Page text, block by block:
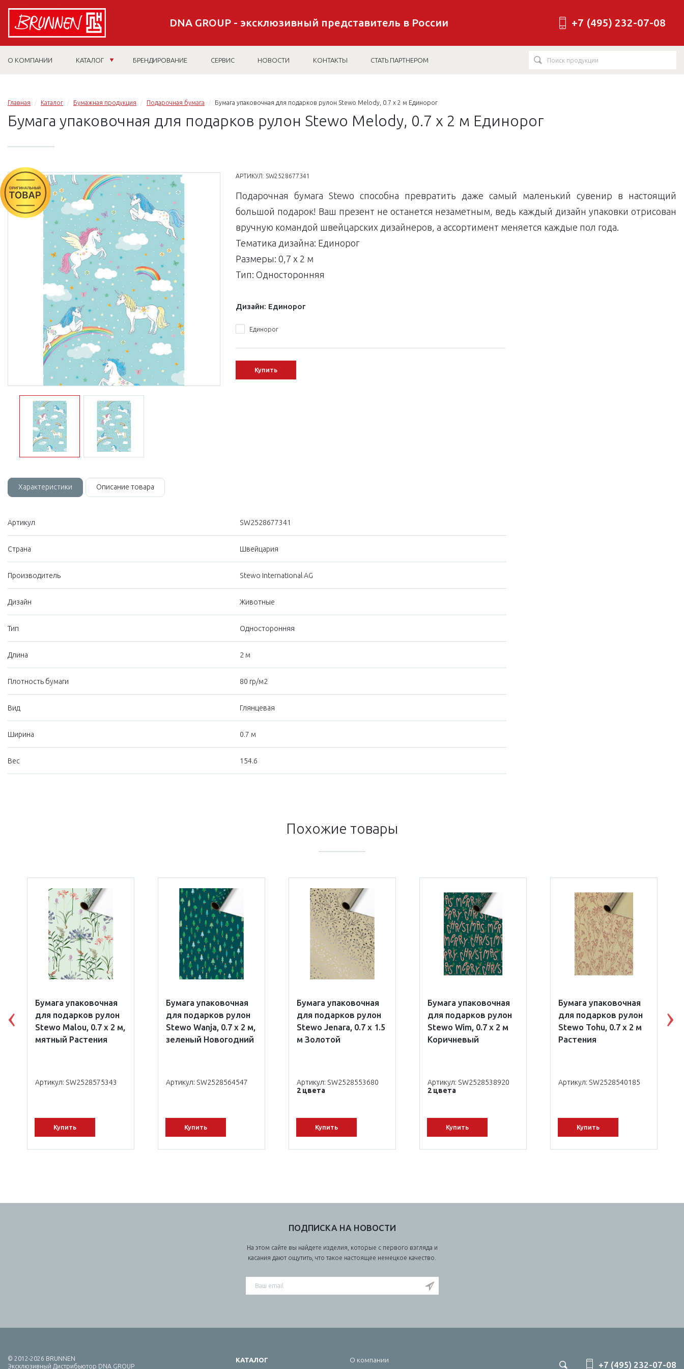
DNA GROUP - эксклюзивный представитель в России +7 (495) 232-07-08
О КОМПАНИИ КАТАЛОГ БРЕНДИРОВАНИЕ СЕРВИС НОВОСТИ КОНТАКТЫ СТАТЬ ПАРТНЕРОМ
Главная Каталог Бумажная продукция Подарочная бумага Бумага упаковочная для подарков рулон Stewo Melody, 0.7 x 2 м Единорог
Бумага упаковочная для подарков рулон Stewo Melody, 0.7 x 2 м Единорог
АРТИКУЛ: SW2528677341
Подарочная бумага Stewo способна превратить даже самый маленький сувенир в настоящий
большой подарок! Ваш презент не останется незаметным, ведь каждый дизайн упаковки отрисован
вручную командой швейцарских дизайнеров, а ассортимент меняется каждые пол года.
Тематика дизайна: Единорог
Размеры: 0,7 x 2 м
Тип: Односторонняя
Дизайн: Единорог
Единорог
Купить
Характеристики Описание товара
Артикул SW2528677341
Страна Швейцария
Производитель Stewo International AG
Дизайн Животные
Тип Односторонняя
Длина 2 м
Плотность бумаги 80 гр/м2
Вид Глянцевая
Ширина 0.7 м
Вес 154.6
Похожие товары
Previous
Бумага упаковочная
для подарков рулон
Stewo Malou, 0.7 x 2 м,
мятный Растения
Артикул: SW2528575343
Купить
Бумага упаковочная
для подарков рулон
Stewo Wanja, 0.7 x 2 м,
зеленый Новогодний
Артикул: SW2528564547
Купить
Бумага упаковочная
для подарков рулон
Stewo Jenara, 0.7 x 1.5
м Золотой
Артикул: SW2528553680
2 цвета
Купить
Бумага упаковочная
для подарков рулон
Stewo Wim, 0.7 x 2 м
Коричневый
Артикул: SW2528538920
2 цвета
Купить
Бумага упаковочная
для подарков рулон
Stewo Tohu, 0.7 x 2 м
Растения
Артикул: SW2528540185
Купить
ПОДПИСКА НА НОВОСТИ
На этом сайте вы найдете изделия, которые с первого взгляда и
касания дают ощутить, что такое настоящее немецкое качество.
© 2012-2026 BRUNNEN
Эксклюзивный Дистрибьютор DNA GROUP
КАТАЛОГ О компании
+7 (495) 232-07-08